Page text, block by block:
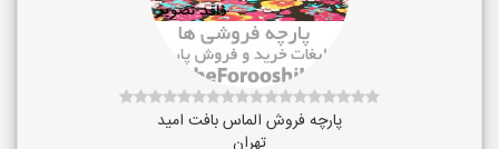
پارچه فروش الماس بافت امید
تهران